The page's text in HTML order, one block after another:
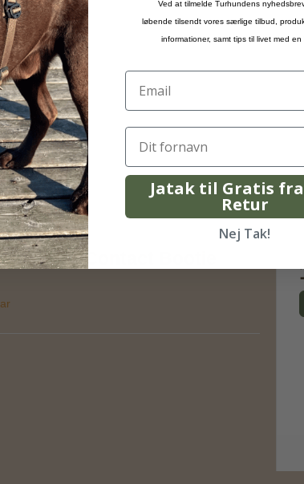
Contact Bootie
Ved at tilmelde Turhundens
løbende tilsendt vores særlige tilbud,
informationer, samt tips til livet med en
Jatak til Gratis
Retur
Nej Tak!